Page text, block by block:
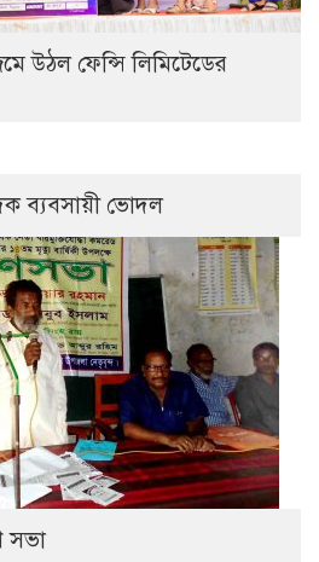
উঠল ফেন্সি লিমিটেডের
ব্যবসায়ী ভোদল
সভা